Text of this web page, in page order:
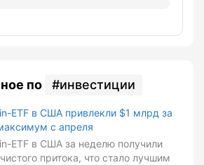
по инвестиции
ETF в США привлекли $1 млрд за
с апреля
ETF в США за неделю получили
притока, что стало лучшим